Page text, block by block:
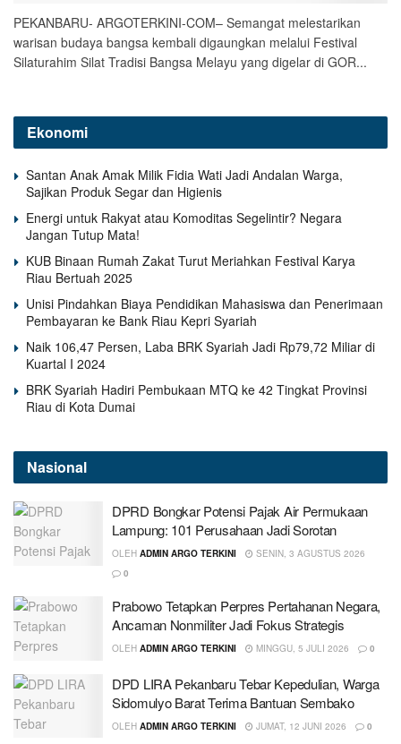
PEKANBARU- ARGOTERKINI-COM– Semangat melestarikan
warisan budaya bangsa kembali digaungkan melalui Festival
Silaturahim Silat Tradisi Bangsa Melayu yang digelar di GOR...
Ekonomi
Santan Anak Amak Milik Fidia Wati Jadi Andalan Warga,
Sajikan Produk Segar dan Higienis
Energi untuk Rakyat atau Komoditas Segelintir? Negara
Jangan Tutup Mata!
KUB Binaan Rumah Zakat Turut Meriahkan Festival Karya
Riau Bertuah 2025
Unisi Pindahkan Biaya Pendidikan Mahasiswa dan Penerimaan
Pembayaran ke Bank Riau Kepri Syariah
Naik 106,47 Persen, Laba BRK Syariah Jadi Rp79,72 Miliar di
Kuartal I 2024
BRK Syariah Hadiri Pembukaan MTQ ke 42 Tingkat Provinsi
Riau di Kota Dumai
Nasional
DPRD Bongkar Potensi Pajak Air Permukaan
Lampung: 101 Perusahaan Jadi Sorotan
OLEH ADMIN ARGO TERKINI
SENIN, 3 AGUSTUS 2026
0
Prabowo Tetapkan Perpres Pertahanan Negara,
Ancaman Nonmiliter Jadi Fokus Strategis
OLEH ADMIN ARGO TERKINI MINGGU, 5 JULI 2026 0
DPD LIRA Pekanbaru Tebar Kepedulian, Warga
Sidomulyo Barat Terima Bantuan Sembako
OLEH ADMIN ARGO TERKINI JUMAT, 12 JUNI 2026 0